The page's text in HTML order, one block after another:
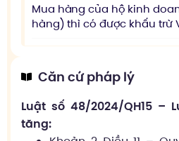
Mua hàng của hộ kinh
hàng) thì có được khấu trừ
Căn cứ pháp lý
Luật số 48/2024/QH15 –
tăng: